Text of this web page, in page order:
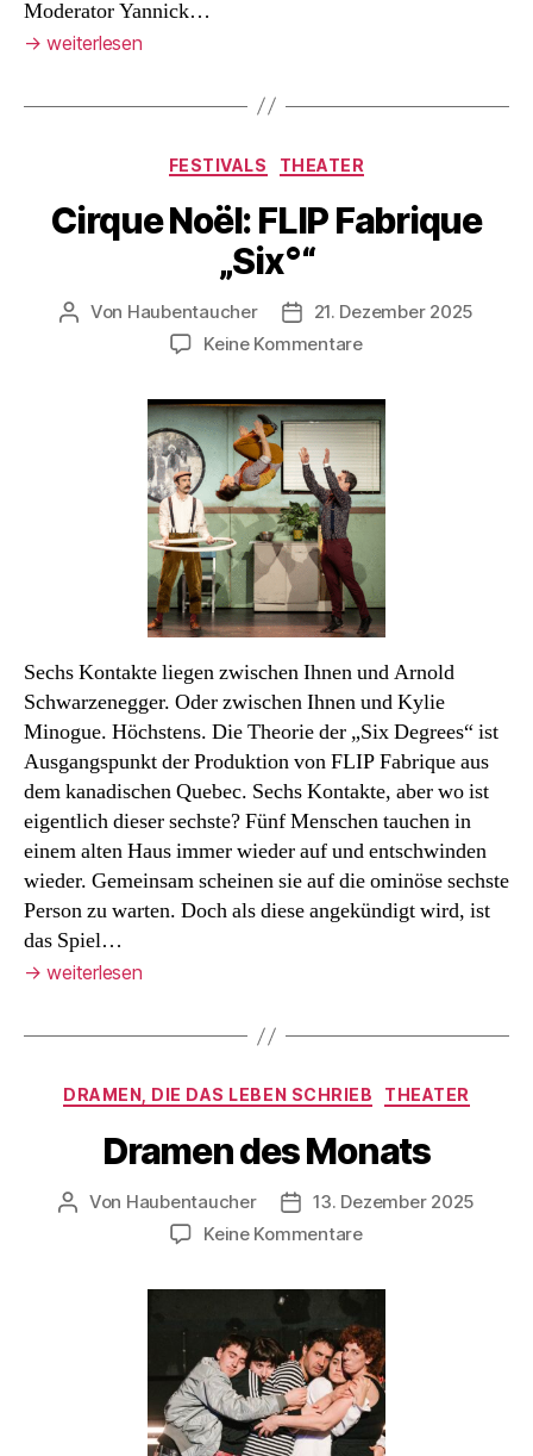
Moderator Yannick…
→ weiterlesen
Kategorien
FESTIVALS THEATER
Cirque Noël: FLIP Fabrique
„Six°“
Beitragsautor
Von Haubentaucher Veröffentlichungsdatum
21. Dezember 2025
Keine Kommentarezu
Noël:
FLIP
Fabrique
„Six°“
Sechs Kontakte liegen zwischen Ihnen und Arnold
Schwarzenegger. Oder zwischen Ihnen und Kylie
Minogue. Höchstens. Die Theorie der „Six Degrees“ ist
Ausgangspunkt der Produktion von FLIP Fabrique aus
dem kanadischen Quebec. Sechs Kontakte, aber wo ist
eigentlich dieser sechste? Fünf Menschen tauchen in
einem alten Haus immer wieder auf und entschwinden
wieder. Gemeinsam scheinen sie auf die ominöse sechste
Person zu warten. Doch als diese angekündigt wird, ist
das Spiel…
→ weiterlesen
Kategorien
DRAMEN, DIE DAS LEBEN SCHRIEB THEATER
Dramen des Monats
Beitragsautor
Von Haubentaucher Veröffentlichungsdatum
13. Dezember 2025
Keine Kommentarezu
des